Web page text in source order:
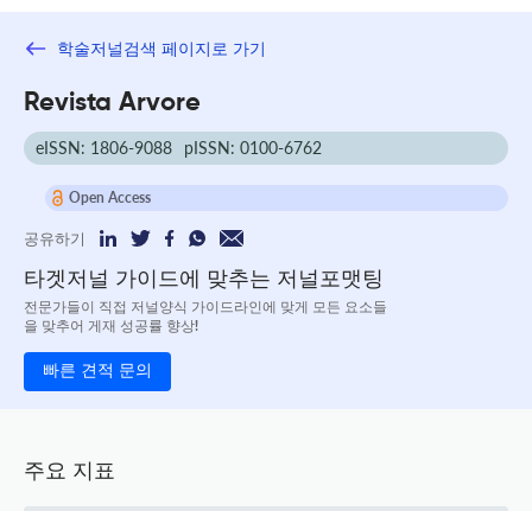
학술저널검색 페이지로 가기
Revista Arvore
eISSN: 1806-9088 pISSN: 0100-6762
Open Access
공유하기
타겟저널 가이드에 맞추는 저널포맷팅
전문가들이 직접 저널양식 가이드라인에 맞게 모든 요소들
을 맞추어 게재 성공률 향상!
빠른 견적 문의
주요 지표